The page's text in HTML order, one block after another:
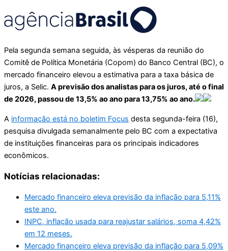
Pela segunda semana seguida, às vésperas da reunião do
Comitê de Política Monetária (Copom) do Banco Central (BC), o
mercado financeiro elevou a estimativa para a taxa básica de
juros, a Selic. A previsão dos analistas para os juros, até o final
de 2026, passou de 13,5% ao ano para 13,75% ao ano.
A informação está no boletim Focus desta segunda-feira (16),
pesquisa divulgada semanalmente pelo BC com a expectativa
de instituições financeiras para os principais indicadores
econômicos.
Notícias relacionadas:
Mercado financeiro eleva previsão da inflação para 5,11%
este ano.
INPC, inflação usada para reajustar salários, soma 4,42%
em 12 meses.
Mercado financeiro eleva previsão da inflação para 5,09%